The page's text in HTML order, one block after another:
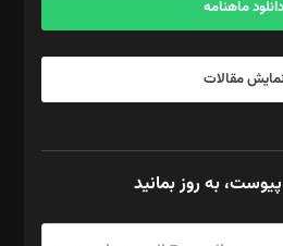
دانلود ماهنامه
مقالات
پیوست، به روز بمانید